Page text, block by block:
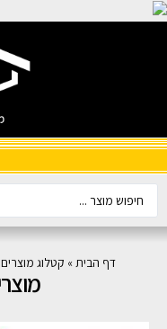
דף הבית» קטלוג מוצרים